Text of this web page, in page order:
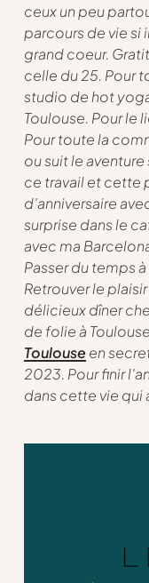
ceux un peu
parcours de vie si
grand coeur.
celle du 25. Pour
studio de hot
Toulouse. Pour le
Pour toute la
ou suit le
ce travail et cette
d’anniversaire
surprise dans le
avec ma
Passer du temps
Retrouver le
délicieux dîner
de folie à
Toulouseen
2023. Pour finir
dans cette vie qui